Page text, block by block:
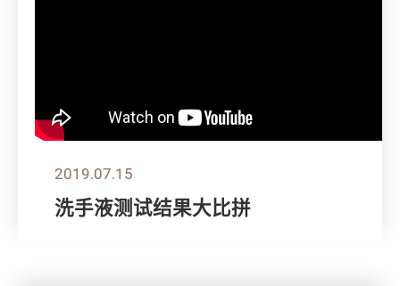
2019.07.15
洗手液测试结果大比拼